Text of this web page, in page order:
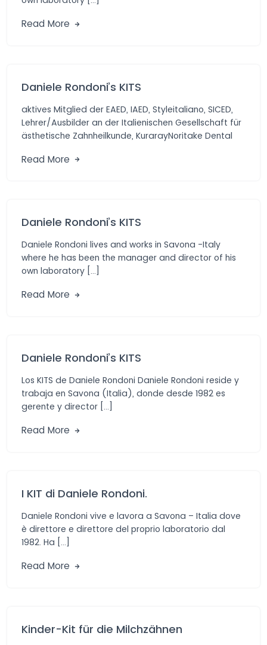
Read More
Daniele Rondoni’s KITS
aktives Mitglied der EAED, IAED, Styleitaliano, SICED,
Lehrer/Ausbilder an der Italienischen Gesellschaft für
ästhetische Zahnheilkunde, KurarayNoritake Dental
Read More
Daniele Rondoni’s KITS
Daniele Rondoni lives and works in Savona -Italy
where he has been the manager and director of his
own laboratory […]
Read More
Daniele Rondoni’s KITS
Los KITS de Daniele Rondoni Daniele Rondoni reside y
trabaja en Savona (Italia), donde desde 1982 es
gerente y director […]
Read More
I KIT di Daniele Rondoni.
Daniele Rondoni vive e lavora a Savona – Italia dove
è direttore e direttore del proprio laboratorio dal
1982. Ha […]
Read More
Kinder-Kit für die Milchzähnen